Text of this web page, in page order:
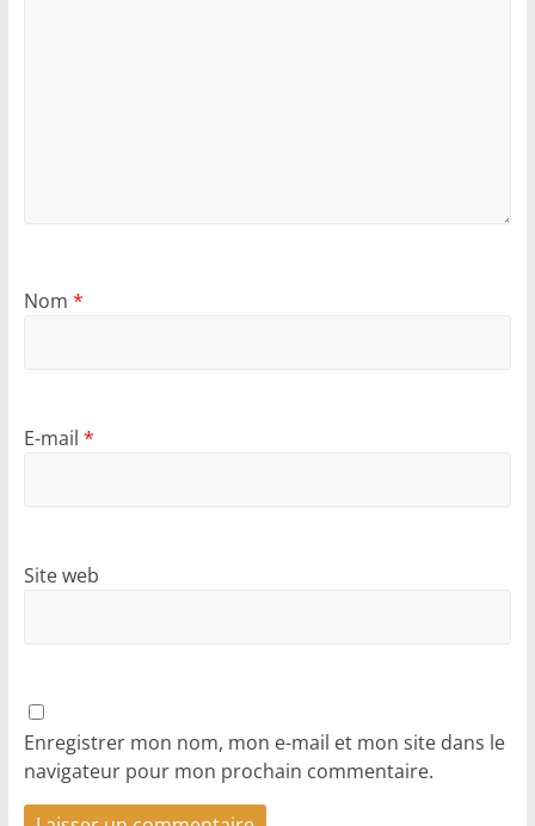
Nom *
E-mail *
Site web
Enregistrer mon nom, mon e-mail et mon site dans le
navigateur pour mon prochain commentaire.